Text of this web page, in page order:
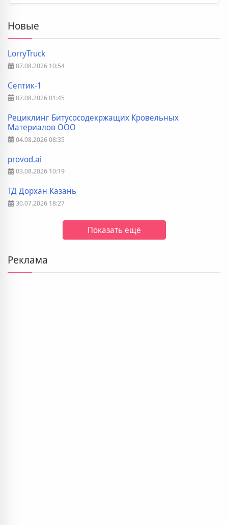
Новые
LorryTruck
07.08.2026 10:54
Септик-1
07.08.202601:45
Рециклинг Битусосодекржащих Кровельных
Материалов ООО
04.08.202608:35
provod.ai
03.08.2026 10:19
ТД Дорхан Казань
30.07.2026 18:27
Показать ещё
Реклама